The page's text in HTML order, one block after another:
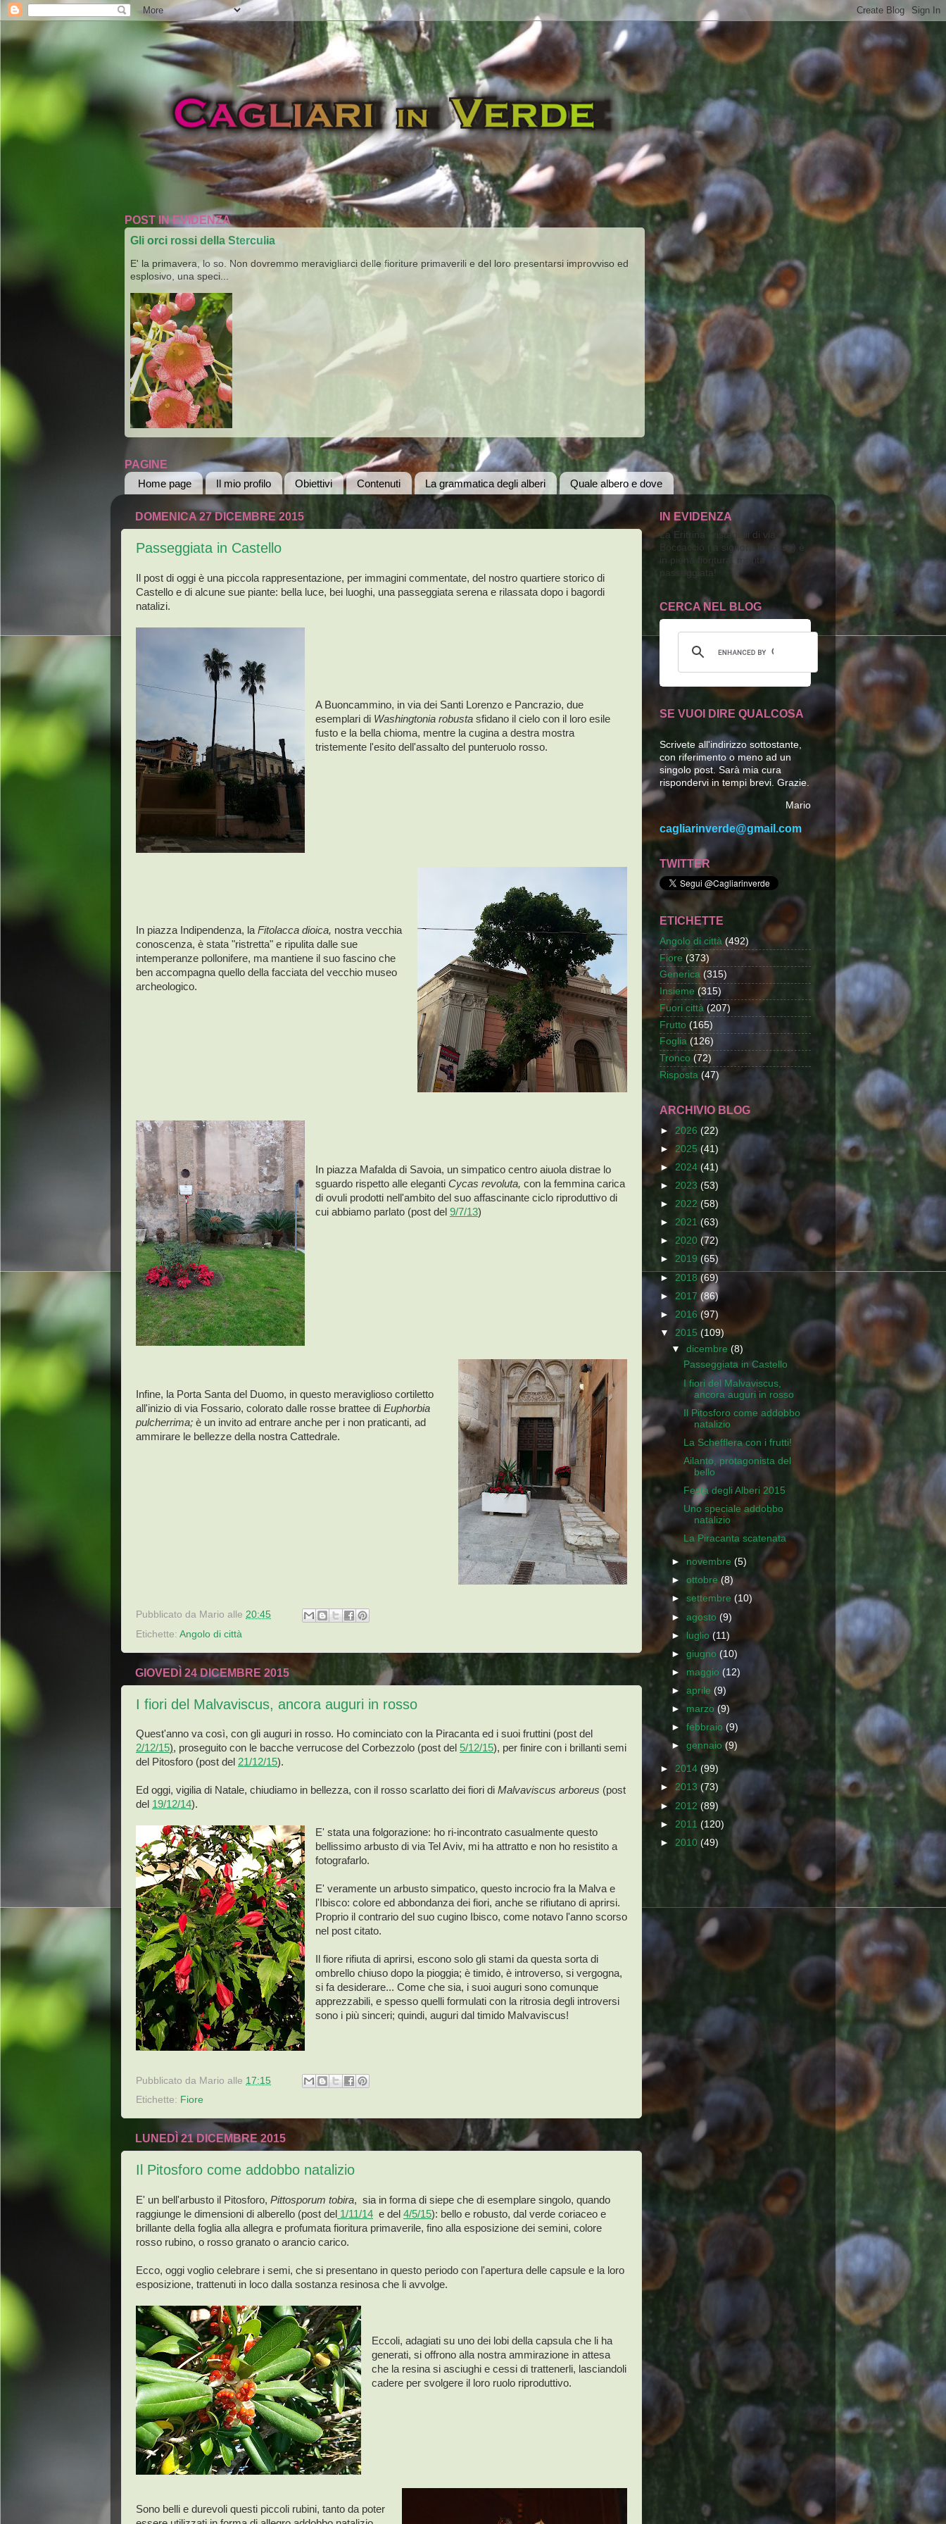
POST IN EVIDENZA
Gli orci rossi della Sterculia
E' la primavera, lo so. Non dovremmo meravigliarci delle fioriture primaverili e del loro presentarsi improvviso ed
esplosivo, una speci...
PAGINE
Home page
Il mio profilo Obiettivi Contenuti La grammatica degli alberi Quale albero e dove
DOMENICA 27 DICEMBRE 2015
Passeggiata in Castello
Il post di oggi è una piccola rappresentazione, per immagini commentate, del nostro quartiere storico di
Castello e di alcune sue piante: bella luce, bei luoghi, una passeggiata serena e rilassata dopo i bagordi
natalizi.
A Buoncammino, in via dei Santi Lorenzo e Pancrazio, due
esemplari di Washingtonia robusta sfidano il cielo con il loro esile
fusto e la bella chioma, mentre la cugina a destra mostra
tristemente l'esito dell'assalto del punteruolo rosso.
In piazza Indipendenza, la Fitolacca dioica, nostra vecchia
conoscenza, è stata "ristretta" e ripulita dalle sue
intemperanze pollonifere, ma mantiene il suo fascino che
ben accompagna quello della facciata del vecchio museo
archeologico.
In piazza Mafalda di Savoia, un simpatico centro aiuola distrae lo
sguardo rispetto alle eleganti Cycas revoluta, con la femmina carica
di ovuli prodotti nell'ambito del suo affascinante ciclo riproduttivo di
cui abbiamo parlato (post del 9/7/13)
Infine, la Porta Santa del Duomo, in questo meraviglioso cortiletto
all'inizio di via Fossario, colorato dalle rosse brattee di Euphorbia
pulcherrima; è un invito ad entrare anche per i non praticanti, ad
ammirare le bellezze della nostra Cattedrale.
Pubblicato da Mario alle 20:45
Etichette: Angolo di città
GIOVEDÌ 24 DICEMBRE 2015
I fiori del Malvaviscus, ancora auguri in rosso
Quest'anno va così, con gli auguri in rosso. Ho cominciato con la Piracanta ed i suoi fruttini (post del
2/12/15), proseguito con le bacche verrucose del Corbezzolo (post del 5/12/15), per finire con i brillanti semi
del Pitosforo (post del 21/12/15).
Ed oggi, vigilia di Natale, chiudiamo in bellezza, con il rosso scarlatto dei fiori di Malvaviscus arboreus (post
del 19/12/14).
E' stata una folgorazione: ho ri-incontrato casualmente questo
bellissimo arbusto di via Tel Aviv, mi ha attratto e non ho resistito a
fotografarlo.
E' veramente un arbusto simpatico, questo incrocio fra la Malva e
l'Ibisco: colore ed abbondanza dei fiori, anche se rifiutano di aprirsi.
Proprio il contrario del suo cugino Ibisco, come notavo l'anno scorso
nel post citato.
Il fiore rifiuta di aprirsi, escono solo gli stami da questa sorta di
ombrello chiuso dopo la pioggia; è timido, è introverso, si vergogna,
si fa desiderare... Come che sia, i suoi auguri sono comunque
apprezzabili, e spesso quelli formulati con la ritrosia degli introversi
sono i più sinceri; quindi, auguri dal timido Malvaviscus!
Pubblicato da Mario alle 17:15
Etichette: Fiore
LUNEDÌ 21 DICEMBRE 2015
Il Pitosforo come addobbo natalizio
E' un bell'arbusto il Pitosforo, Pittosporum tobira, sia in forma di siepe che di esemplare singolo, quando
raggiunge le dimensioni di alberello (post del 1/11/14 e del 4/5/15): bello e robusto, dal verde coriaceo e
brillante della foglia alla allegra e profumata fioritura primaverile, fino alla esposizione dei semini, colore
rosso rubino, o rosso granato o arancio carico.
Ecco, oggi voglio celebrare i semi, che si presentano in questo periodo con l'apertura delle capsule e la loro
esposizione, trattenuti in loco dalla sostanza resinosa che li avvolge.
Eccoli, adagiati su uno dei lobi della capsula che li ha
generati, si offrono alla nostra ammirazione in attesa
che la resina si asciughi e cessi di trattenerli, lasciandoli
cadere per svolgere il loro ruolo riproduttivo.
Sono belli e durevoli questi piccoli rubini, tanto da poter
IN EVIDENZA
La Eritrina cristagalli di via
Boccaccio (la signora in rosso) è
in piena fioritura; merita una
passeggiata!
CERCA NEL BLOG
SE VUOI DIRE QUALCOSA
Scrivete all'indirizzo sottostante,
con riferimento o meno ad un
singolo post. Sarà mia cura
rispondervi in tempi brevi. Grazie.
Mario
cagliarinverde@gmail.com
TWITTER
ETICHETTE
Angolo di città (492)
Fiore (373)
Generica (315)
Insieme (315)
Fuori città (207)
Frutto (165)
Foglia (126)
Tronco (72)
Risposta (47)
ARCHIVIO BLOG
► 2026 (22)
►2025 (41)
► 2024 (41)
► 2023 (53)
► 2022 (58)
► 2021 (63)
► 2020 (72)
► 2019 (65)
► 2018(69)
► 2017 (86)
► 2016 (97)
▼ 2015 (109)
▼dicembre(8)
Passeggiata in Castello
I fiori del Malvaviscus,
ancora auguri in rosso
Il Pitosforo come addobbo
natalizio
La Schefflera con i frutti!
Ailanto, protagonista del
bello
Festa degli Alberi 2015
Uno speciale addobbo
natalizio
La Piracanta scatenata
► novembre(5)
►ottobre(8)
►settembre(10)
►agosto (9)
► luglio(11)
►giugno (10)
► maggio (12)
►aprile (9)
►marzo(9)
►febbraio(9)
►gennaio(9)
► 2014 (99)
► 2013 (73)
► 2012 (89)
► 2011 (120)
► 2010 (49)